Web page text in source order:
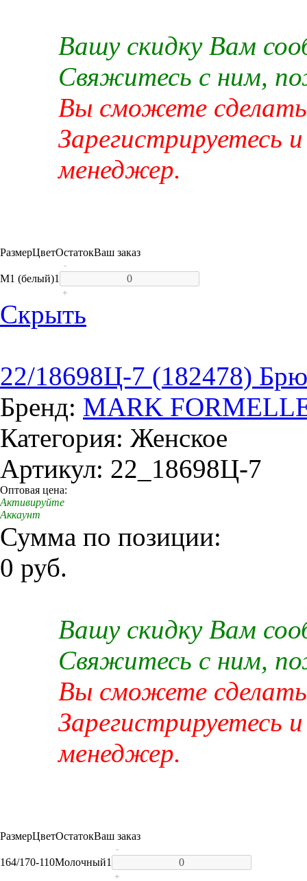
Вашу скидку Вам
Свяжитесь с ним,
Вы сможете сделать
Зарегистрируетесь
менеджер.
РазмерЦветОстатокВаш заказ
M1 (белый)1
-
+
Скрыть
22/18698Ц-7 (182478)
Бренд: MARK
Категория: Женское
Артикул: 22_18698Ц-7
Оптовая цена:
Активируйте
Аккаунт
Сумма по позиции:
0 руб.
Вашу скидку Вам
Свяжитесь с ним,
Вы сможете сделать
Зарегистрируетесь
менеджер.
РазмерЦветОстатокВаш заказ
164/170-110Молочный1
-
+